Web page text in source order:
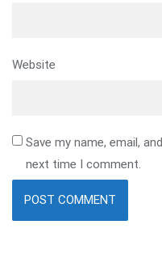
Website
Save my name, email,
next time I comment.